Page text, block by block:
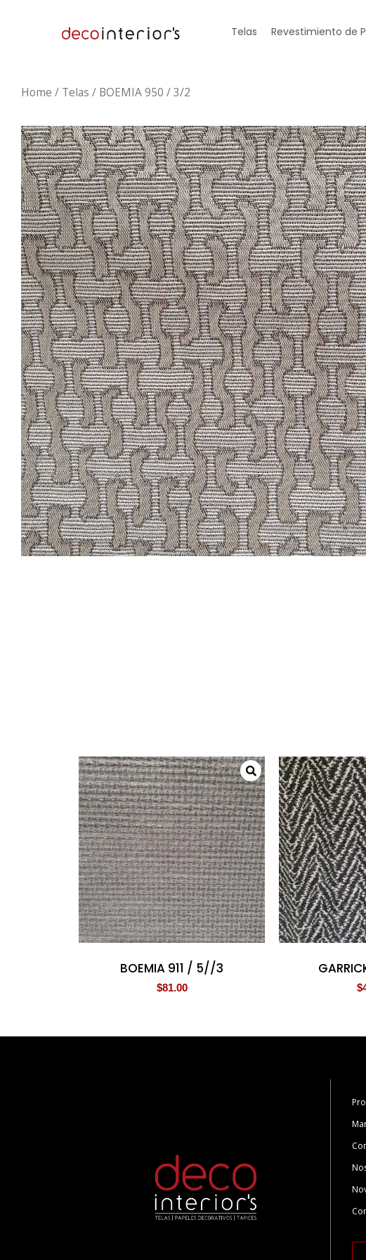
Telas Revestimiento de
Home / Telas / BOEMIA 950 / 3/2
BOEMIA 911 / 5//3
$81.00 $